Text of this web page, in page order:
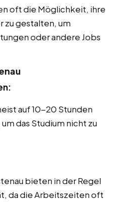
oft die Möglichkeit, ihre
gestalten, um
oder andere Jobs
auf 10-20 Stunden
das Studium nicht zu
bieten in der Regel
da die Arbeitszeiten oft